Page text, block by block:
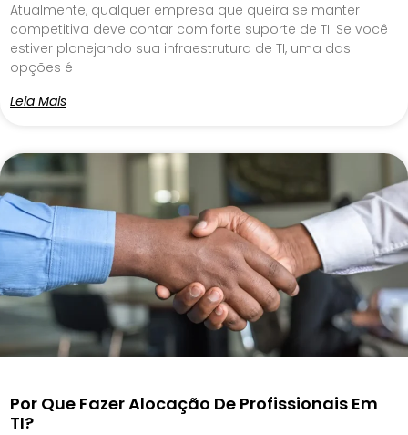
Atualmente, qualquer empresa que queira se manter
competitiva deve contar com forte suporte de TI. Se você
estiver planejando sua infraestrutura de TI, uma das
opções é
Leia Mais
Por Que Fazer Alocação De Profissionais Em
TI?